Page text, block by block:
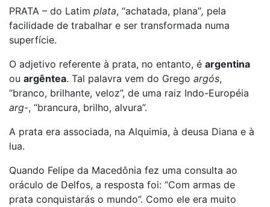
PRATA – do Latim plata, “achatada, plana”, pela
facilidade de trabalhar e ser transformada numa
superfície.
O adjetivo referente à prata, no entanto, é argentina
ou argêntea. Tal palavra vem do Grego argós,
“branco, brilhante, veloz”, de uma raiz Indo-Européia
arg-, “brancura, brilho, alvura”.
A prata era associada, na Alquimia, à deusa Diana e à
lua.
Quando Felipe da Macedônia fez uma consulta ao
oráculo de Delfos, a resposta foi: “Com armas de
prata conquistarás o mundo”. Como ele era muito